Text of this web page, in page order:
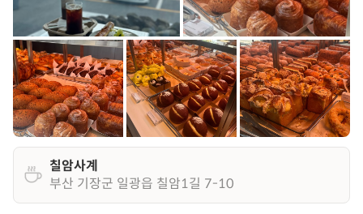
칠암사계
부산 기장군 일광읍 칠암1길 7-10